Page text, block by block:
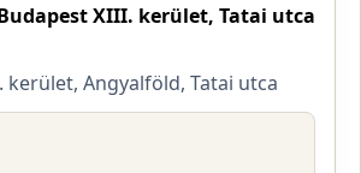
XIII. kerület, Tatai utca
kerület, Angyalföld, Tatai utca